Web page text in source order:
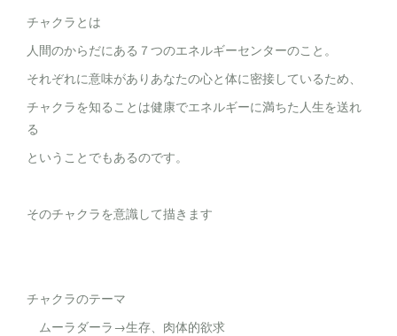
チャクラとは
人間のからだにある７つのエネルギーセンターのこと。
それぞれに意味がありあなたの心と体に密接しているため、
チャクラを知ることは健康でエネルギーに満ちた人生を送れ
る
ということでもあるのです。
そのチャクラを意識して描きます
チャクラのテーマ
ムーラダーラ→生存、肉体的欲求